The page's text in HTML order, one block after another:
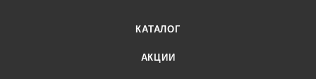
КАТАЛОГ
АКЦИИ